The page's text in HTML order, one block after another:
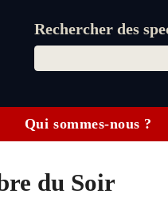
Rechercher des
Qui sommes-nous ?
du Soir